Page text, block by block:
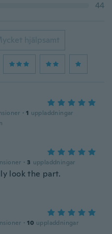
44
hjälpsamt
· 1 uppladdningar
· 3 uppladdningar
look the part.
· 10 uppladdningar